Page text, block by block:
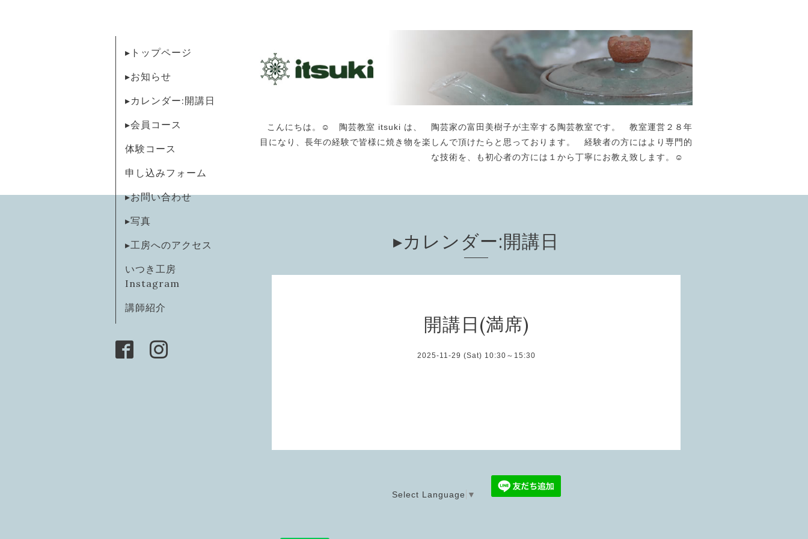
こんにちは。☺️ 陶芸教室 itsuki は、 陶芸家の富田美樹子が主宰する陶芸教室です。 教室運営２８年
目になり、長年の経験で皆様に焼き物を楽しんで頂けたらと思っております。 経験者の方にはより専門的
な技術を、も初心者の方には１から丁寧にお教え致します。☺️
▸トップページ
▸お知らせ
▸カレンダー:開講日
▸会員コース
体験コース
申し込みフォーム
▸お問い合わせ
▸写真
▸工房へのアクセス
いつき工房
Instagram
講師紹介
▸カレンダー:開講日
開講日(満席)
2025-11-29 (Sat) 10:30～15:30
Select Language ▼